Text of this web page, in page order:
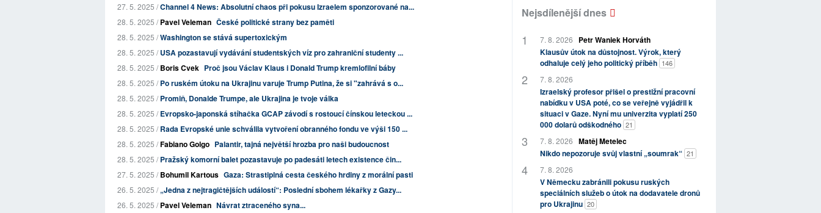
27. 5. 2025 /Channel 4 News: Absolutní chaos při pokusu Izraelem sponzorované na...
28. 5. 2025 /Pavel Veleman České politické strany bez paměti
28. 5. 2025 /Washington se stává supertoxickým
28. 5. 2025 /USA pozastavují vydávání studentských víz pro zahraniční studenty ...
28. 5. 2025 /Boris Cvek Proč jsou Václav Klaus i Donald Trump kremlofilní báby
28. 5. 2025 /Po ruském útoku na Ukrajinu varuje Trump Putina, že si "zahrává s o...
28. 5. 2025 /Promiň, Donalde Trumpe, ale Ukrajina je tvoje válka
28. 5. 2025 /Evropsko-japonská stíhačka GCAP závodí s rostoucí čínskou leteckou ...
28. 5. 2025 /Rada Evropské unie schválila vytvoření obranného fondu ve výši 150 ...
28. 5. 2025 /Fabiano Golgo Palantir, tajná největší hrozba pro naši budoucnost
28. 5. 2025 /Pražský komorní balet pozastavuje po padesáti letech existence čin...
27. 5. 2025 /Bohumil Kartous Gaza: Strastiplná cesta českého hrdiny z morální pasti
26. 5. 2025 /„Jedna z nejtragičtějších událostí“: Poslední sbohem lékařky z Gazy...
26. 5. 2025 /Pavel Veleman Návrat ztraceného syna...
Nejsdílenější dnes
7. 8. 2026
Petr Waniek Horváth
Klausův útok na důstojnost. Výrok, který
odhaluje celý jeho politický příběh 146
7. 8. 2026
Izraelský profesor přišel o prestižní pracovní
nabídku v USA poté, co se veřejně vyjádřil k
situaci v Gaze. Nyní mu univerzita vyplatí 250
000 dolarů odškodného 21
7. 8. 2026 Matěj Metelec
Nikdo nepozoruje svůj vlastní „soumrak“ 21
7. 8. 2026
V Německu zabránili pokusu ruských
speciálních služeb o útok na dodavatele dronů
pro Ukrajinu 20